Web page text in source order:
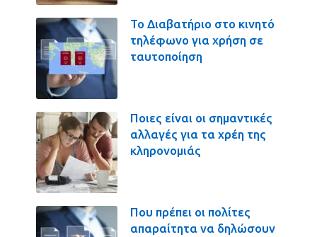
Το Διαβατήριο στο κινητό
τηλέφωνο για χρήση σε
ταυτοποίηση
Ποιες είναι οι σημαντικές
αλλαγές για τα χρέη της
κληρονομιάς
Που πρέπει οι πολίτες
απαραίτητα να δηλώσουν